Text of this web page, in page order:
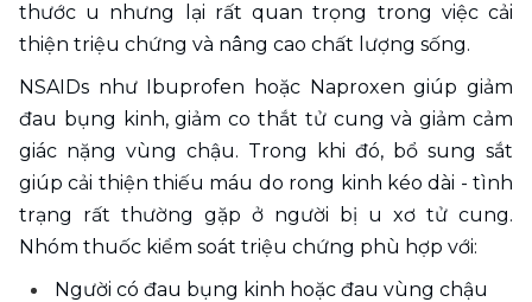
thước u nhưng lại rất quan trọng trong việc cải
thiện triệu chứng và nâng cao chất lượng sống.
NSAIDs như Ibuprofen hoặc Naproxen giúp giảm
đau bụng kinh, giảm co thắt tử cung và giảm cảm
giác nặng vùng chậu. Trong khi đó, bổ sung sắt
giúp cải thiện thiếu máu do rong kinh kéo dài - tình
trạng rất thường gặp ở người bị u xơ tử cung.
Nhóm thuốc kiểm soát triệu chứng phù hợp với:
Người có đau bụng kinh hoặc đau vùng chậu